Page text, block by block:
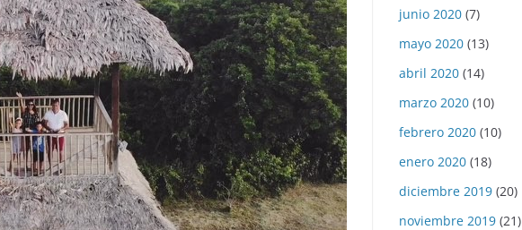
junio 2020 (7)
mayo 2020 (13)
abril 2020 (14)
marzo 2020 (10)
febrero 2020 (10)
enero 2020 (18)
diciembre 2019 (20)
noviembre 2019 (21)